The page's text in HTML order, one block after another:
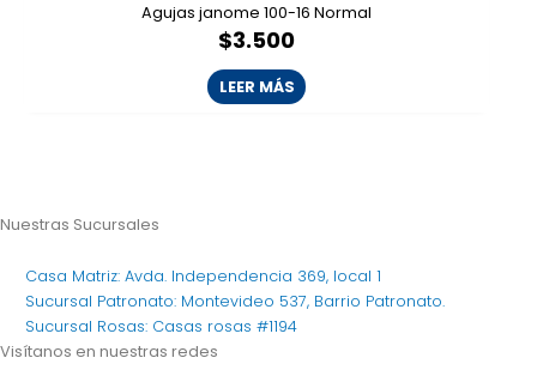
Agujas janome 100-16 Normal
$3.500
LEER MÁS
Nuestras Sucursales
Casa Matriz: Avda. Independencia 369, local 1
Sucursal Patronato: Montevideo 537, Barrio Patronato.
Sucursal Rosas: Casas rosas #1194
Visítanos en nuestras redes